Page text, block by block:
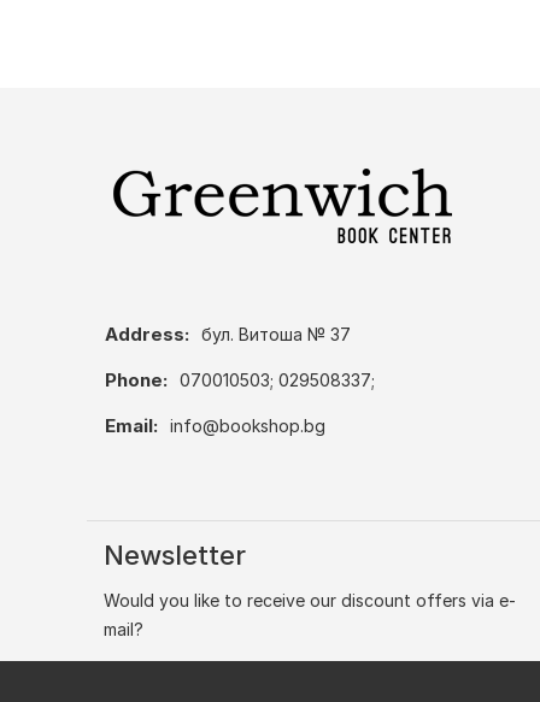
Address: бул. Витоша № 37
Phone: 070010503; 029508337;
Email: info@bookshop.bg
Newsletter
Would you like to receive our discount offers via e-
mail?